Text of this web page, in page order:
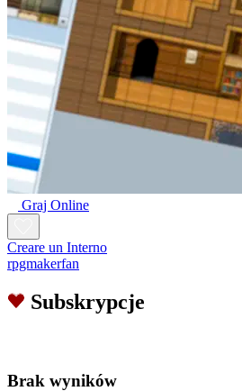
Graj Online
Creare un Interno
rpgmakerfan
Subskrypcje
Brak wyników